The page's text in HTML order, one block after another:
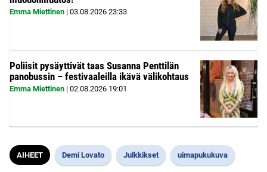
Emma Miettinen | 03.08.2026 23:33
Poliisit pysäyttivät taas Susanna Penttilän
panobussin – festivaaleilla ikävä välikohtaus
Emma Miettinen | 02.08.2026 19:01
AIHEET Demi Lovato Julkkikset uimapukukuva